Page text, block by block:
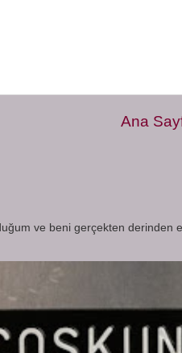
Ana
ve beni gerçekten derinden